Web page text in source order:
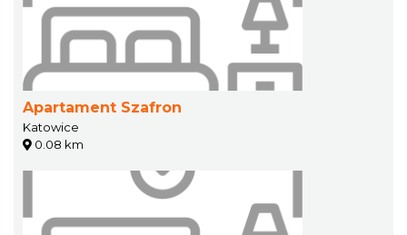
Apartament Szafron
Katowice
0.08 km